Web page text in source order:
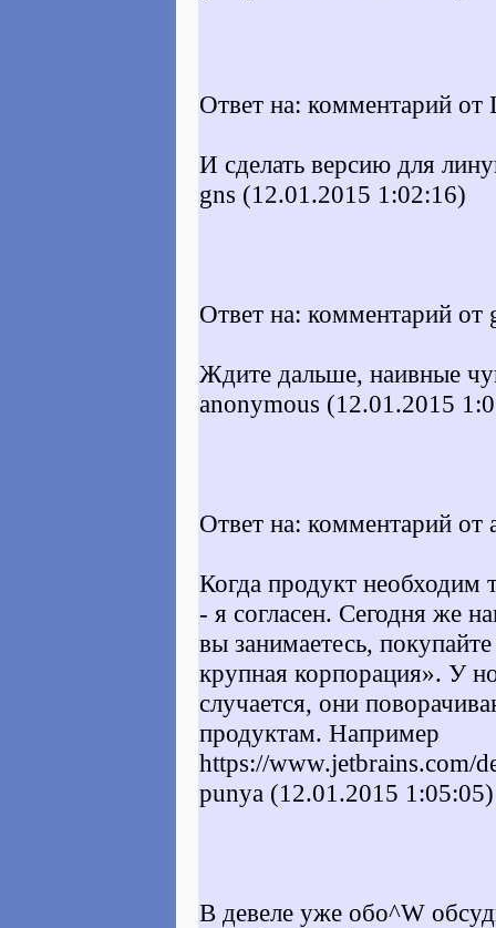
Ответ на: комментарий
И сделать версию для
gns (12.01.2015 1:02:16)
Ответ на: комментарий
Ждите дальше, наивные
anonymous (12.01.2015
Ответ на: комментарий
Когда продукт необходим
- я согласен. Сегодня же
вы занимаетесь,
крупная корпорация». У
случается, они
продуктам. Например
https://www.jetbrains.com/
punya (12.01.2015 1:05:05)
В девеле уже обо^W